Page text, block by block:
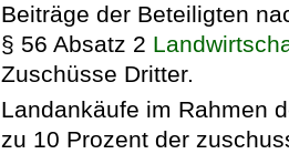
Beiträge der Beteiligten
§ 56 Absatz 2
Zuschüsse Dritter.
Landankäufe im Rahmen
zu 10 Prozent der